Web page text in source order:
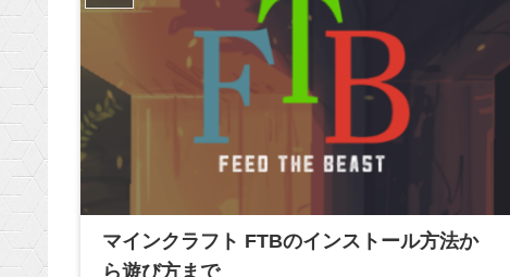
マインクラフト FTBのインストール方法か
ら遊び方まで